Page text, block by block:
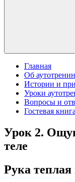
Главная
Об
Истории и
Уроки
Вопросы и
Гостевая книга
Урок 2.
теле
Рука